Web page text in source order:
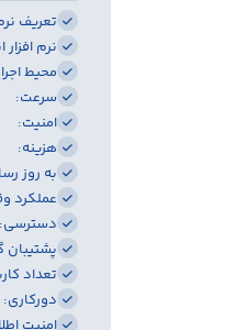
تعریف
نرم
محیط
سرعت:
امنیت:
هزینه:
به روز
عملکرد
دسترسی:
پشتیبان
تعداد
دورکاری:
امنیت